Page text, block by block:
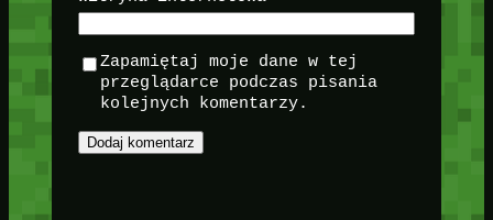
Zapamiętaj moje dane w tej
przeglądarce podczas pisania
kolejnych komentarzy.